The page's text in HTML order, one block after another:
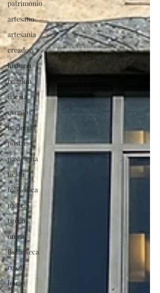
patrimonio
artesano
artesania
creador
historia
religion
iglesia
eventos
hacienda
postre
pastelería
fiesta
folklórica
pastel
típico
única
Biblioteca
reloj
horas